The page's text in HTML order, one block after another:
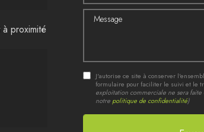
proximité
Message
J'autorise ce site à conserver
formulaire pour faciliter le suivi et le
exploitation commerciale ne sera
notre politique de confidentialité)